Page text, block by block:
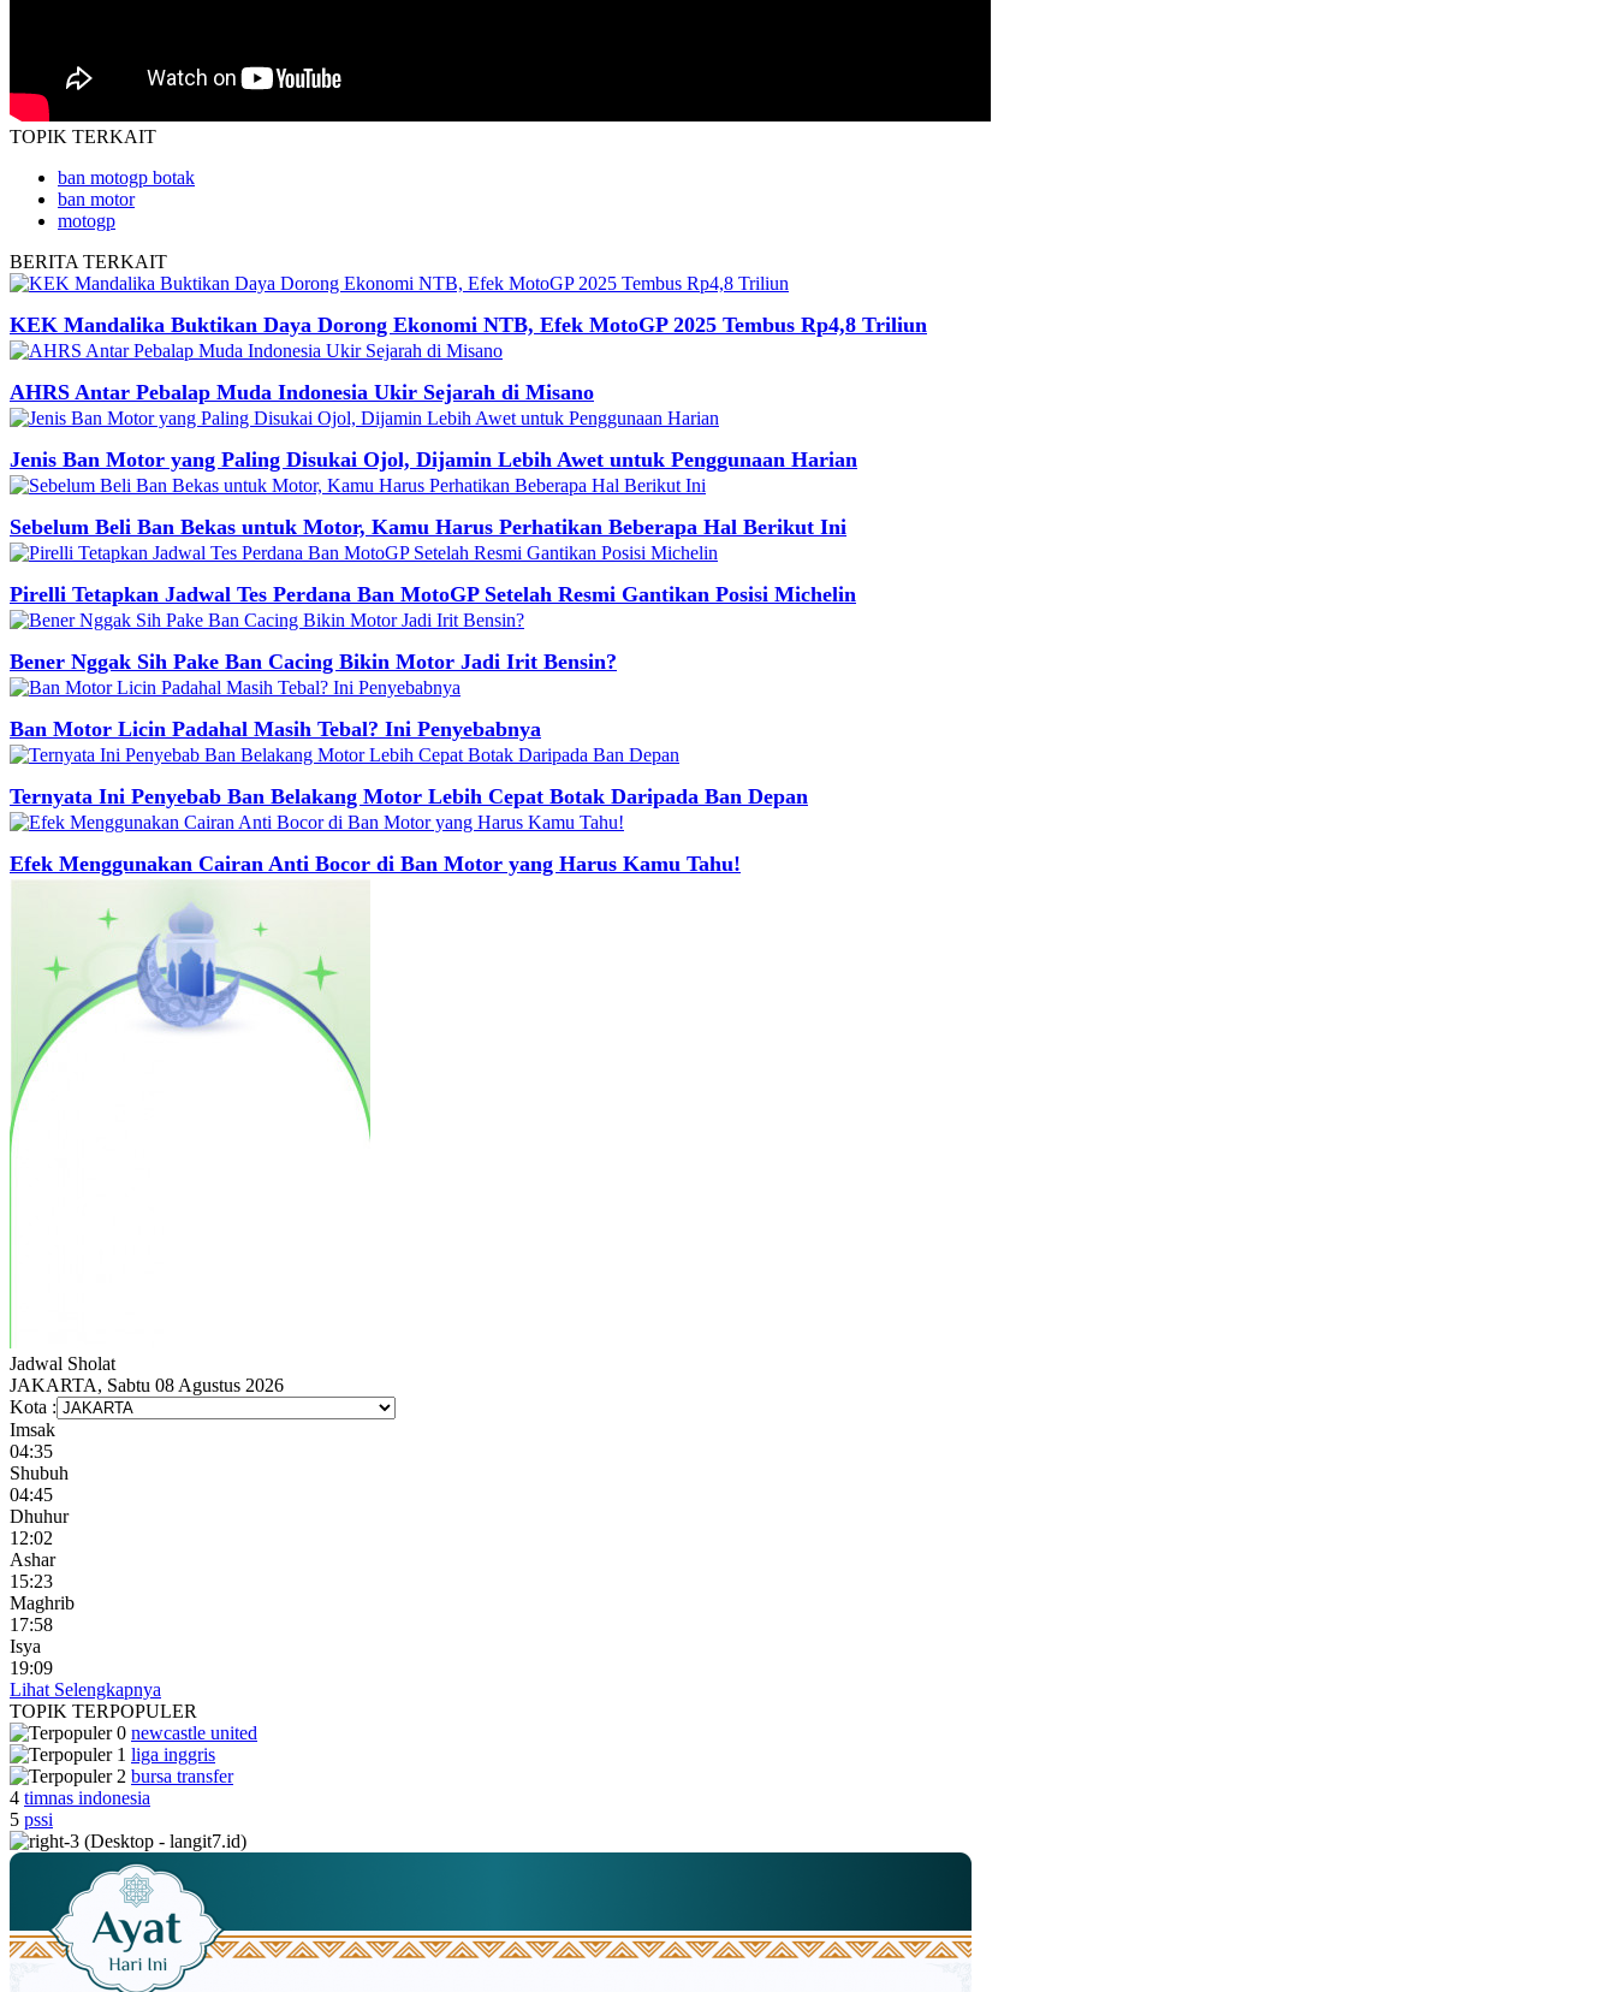
TOPIK TERKAIT
ban motogp botak
ban motor
motogp
BERITA TERKAIT
KEK Mandalika Buktikan Daya Dorong Ekonomi NTB, Efek MotoGP 2025 Tembus Rp4,8 Triliun
AHRS Antar Pebalap Muda Indonesia Ukir Sejarah di Misano
Jenis Ban Motor yang Paling Disukai Ojol, Dijamin Lebih Awet untuk Penggunaan Harian
Sebelum Beli Ban Bekas untuk Motor, Kamu Harus Perhatikan Beberapa Hal Berikut Ini
Pirelli Tetapkan Jadwal Tes Perdana Ban MotoGP Setelah Resmi Gantikan Posisi Michelin
Bener Nggak Sih Pake Ban Cacing Bikin Motor Jadi Irit Bensin?
Ban Motor Licin Padahal Masih Tebal? Ini Penyebabnya
Ternyata Ini Penyebab Ban Belakang Motor Lebih Cepat Botak Daripada Ban Depan
Efek Menggunakan Cairan Anti Bocor di Ban Motor yang Harus Kamu Tahu!
Jadwal Sholat
JAKARTA, Sabtu 08 Agustus 2026
Kota :
Imsak
04:35
Shubuh
04:45
Dhuhur
12:02
Ashar
15:23
Maghrib
17:58
Isya
19:09
Lihat Selengkapnya
TOPIK TERPOPULER
newcastle united
liga inggris
bursa transfer
4 timnas indonesia
5 pssi